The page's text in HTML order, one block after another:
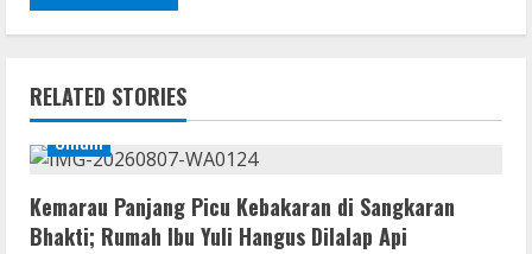
RELATED STORIES
Umum
Kemarau Panjang Picu Kebakaran di Sangkaran
Bhakti; Rumah Ibu Yuli Hangus Dilalap Api